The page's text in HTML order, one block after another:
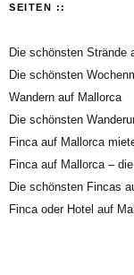
SEITEN ::
Die schönsten Strände
Die schönsten
Wandern auf Mallorca
Die schönsten
Finca auf Mallorca
Finca auf Mallorca –
Die schönsten Fincas
Finca oder Hotel auf